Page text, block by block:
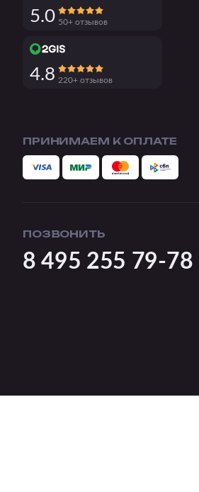
5.0 50+ отзывов
4.8 220+ отзывов
ПРИНИМАЕМ К ОПЛАТЕ
ПОЗВОНИТЬ
8 495 255 79-78